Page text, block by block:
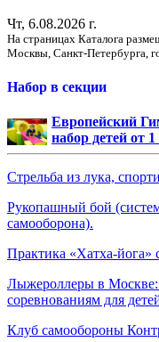
Чт, 6.08.2026 г.
На страницах Каталога
Москвы, Санкт-Петербурга,
Набор в секции
Европейский
набор детей от
Стрельба из лука,
Рукопашный бой
самооборона).
Практика «Хатха-
Лыжероллеры в Москве:
соревнованиям для
Клуб самообороны